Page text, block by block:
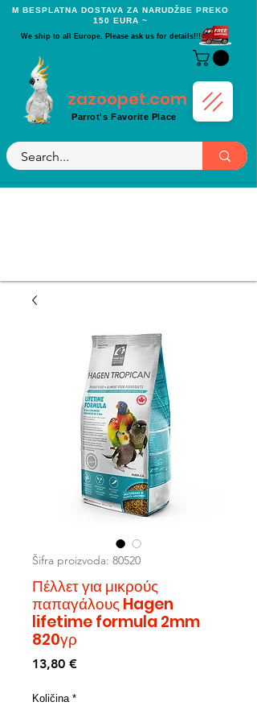
Μ BESPLATNA DOSTAVA ZA NARUDŽBE PREKO
150 EURA ~
We ship to all Europe. Please ask us for details!!!
zazoopet.com
Parrot's Favorite Place
Šifra proizvoda: 80520
Πέλλετ για μικρούς
παπαγάλους Hagen
lifetime formula 2mm
820γρ
13,80 €Cijena
Količina *